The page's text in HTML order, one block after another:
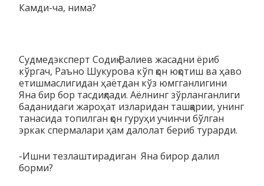
Камди-ча, нима?
Судмедэксперт Содиқ Валиев жасадни ёриб
кўргач, Раъно Шукурова кўп қон юқотиш ва ҳаво
етишмаслигидан ҳаётдан кўз юмгганлигини
Яна бир бор тасдиқлади. Аёлнинг зўрланганлиги
баданидаги жароҳат изларидан ташқарии, унинг
танасида топилган қон гуруҳи учинчи бўлган
эркак спермалари ҳам далолат бериб турарди.
-Ишни тезлаштирадиган Яна бирор далил
борми?